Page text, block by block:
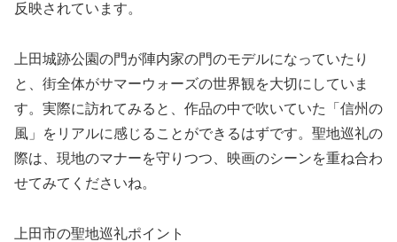
反映されています。
上田城跡公園の門が陣内家の門のモデルになっていたり
と、街全体がサマーウォーズの世界観を大切にしていま
す。実際に訪れてみると、作品の中で吹いていた「信州の
風」をリアルに感じることができるはずです。聖地巡礼の
際は、現地のマナーを守りつつ、映画のシーンを重ね合わ
せてみてくださいね。
上田市の聖地巡礼ポイント